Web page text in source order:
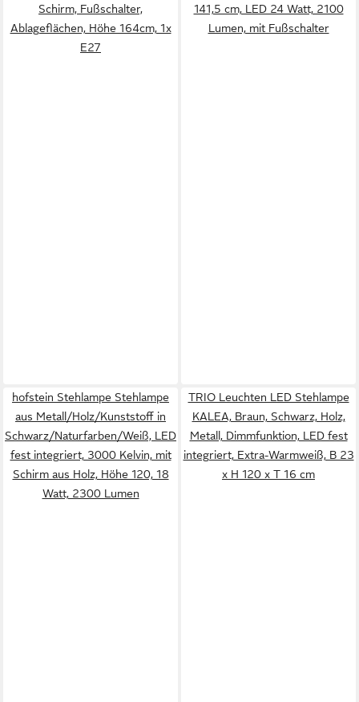
Schirm, Fußschalter,
Ablageflächen, Höhe 164cm, 1x
E27
141,5 cm, LED 24 Watt, 2100
Lumen, mit Fußschalter
hofstein Stehlampe Stehlampe
aus Metall/Holz/Kunststoff in
Schwarz/Naturfarben/Weiß, LED
fest integriert, 3000 Kelvin, mit
Schirm aus Holz, Höhe 120, 18
Watt, 2300 Lumen
TRIO Leuchten LED Stehlampe
KALEA, Braun, Schwarz, Holz,
Metall, Dimmfunktion, LED fest
integriert, Extra-Warmweiß, B 23
x H 120 x T 16 cm